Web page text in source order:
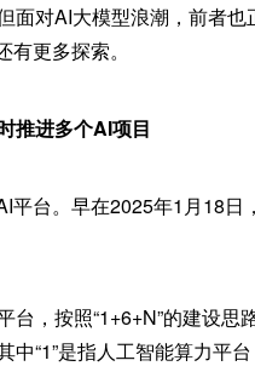
面对AI大模型浪潮，前者
更多探索。
推进多个AI项目
平台。早在2025年1月18
，按照“1+6+N”的建设思
“1”是指人工智能算力平